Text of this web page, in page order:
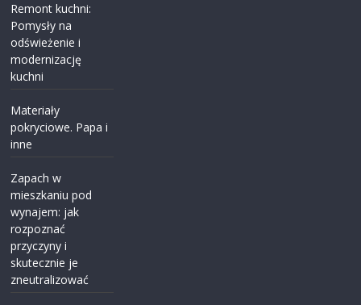
Remont kuchni:
Pomysły na
odświeżenie i
modernizację
kuchni
Materiały
pokryciowe. Papa i
inne
Zapach w
mieszkaniu pod
wynajem: jak
rozpoznać
przyczyny i
skutecznie je
zneutralizować